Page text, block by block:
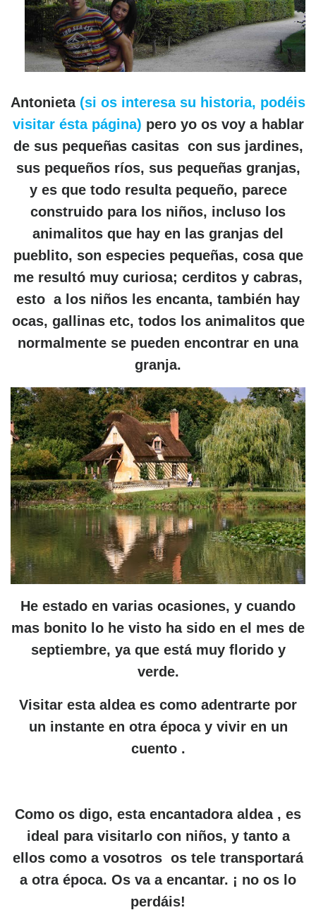
Antonieta (si os interesa su historia, podéis
visitar ésta página) pero yo os voy a hablar
de sus pequeñas casitas con sus jardines,
sus pequeños ríos, sus pequeñas granjas,
y es que todo resulta pequeño, parece
construido para los niños, incluso los
animalitos que hay en las granjas del
pueblito, son especies pequeñas, cosa que
me resultó muy curiosa; cerditos y cabras,
esto a los niños les encanta, también hay
ocas, gallinas etc, todos los animalitos que
normalmente se pueden encontrar en una
granja.
He estado en varias ocasiones, y cuando
mas bonito lo he visto ha sido en el mes de
septiembre, ya que está muy florido y
verde.
Visitar esta aldea es como adentrarte por
un instante en otra época y vivir en un
cuento .
Como os digo, esta encantadora aldea , es
ideal para visitarlo con niños, y tanto a
ellos como a vosotros os tele transportará
a otra época. Os va a encantar. ¡ no os lo
perdáis!